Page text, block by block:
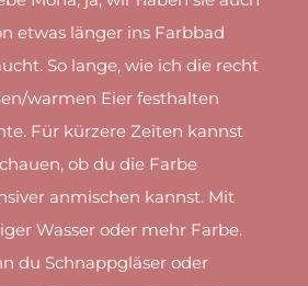
etwas länger ins Farbbad
So lange, wie ich die recht
warmen Eier festhalten
Für kürzere Zeiten kannst
ob du die Farbe
anmischen kannst. Mit
Wasser oder mehr Farbe.
du Schnappgläser oder